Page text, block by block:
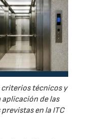
criterios técnicos y
de las
en la ITC